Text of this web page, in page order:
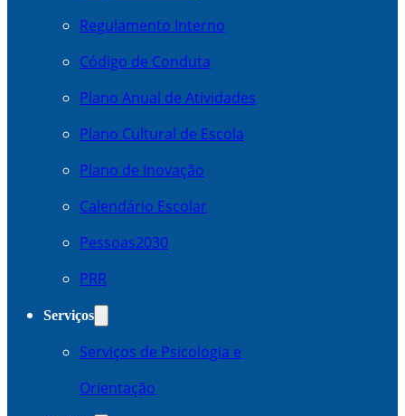
Regulamento Interno
Código de Conduta
Plano Anual de Atividades
Plano Cultural de Escola
Plano de Inovação
Calendário Escolar
Pessoas2030
PRR
Serviços
Serviços de Psicologia e
Orientação